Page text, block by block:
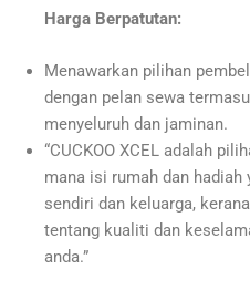
Harga Berpatutan:
Menawarkan pilihan
dengan pelan sewa
menyeluruh dan jaminan.
“CUCKOO XCEL adalah
mana isi rumah dan hadiah
sendiri dan keluarga,
tentang kualiti dan
anda.”